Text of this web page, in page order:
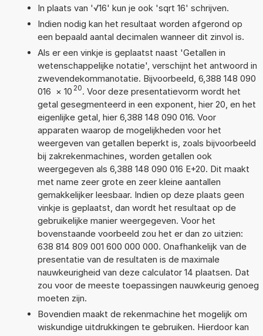
In plaats van '√16' kun je ook 'sqrt 16' schrijven.
Indien nodig kan het resultaat worden afgerond op
een bepaald aantal decimalen wanneer dit zinvol is.
Als er een vinkje is geplaatst naast 'Getallen in
wetenschappelijke notatie', verschijnt het antwoord in
zwevendekommanotatie. Bijvoorbeeld, 6,388 148 090
016 × 10 20. Voor deze presentatievorm wordt het
getal gesegmenteerd in een exponent, hier 20, en het
eigenlijke getal, hier 6,388 148 090 016. Voor
apparaten waarop de mogelijkheden voor het
weergeven van getallen beperkt is, zoals bijvoorbeeld
bij zakrekenmachines, worden getallen ook
weergegeven als 6,388 148 090 016 E+20. Dit maakt
met name zeer grote en zeer kleine aantallen
gemakkelijker leesbaar. Indien op deze plaats geen
vinkje is geplaatst, dan wordt het resultaat op de
gebruikelijke manier weergegeven. Voor het
bovenstaande voorbeeld zou het er dan zo uitzien:
638 814 809 001 600 000 000. Onafhankelijk van de
presentatie van de resultaten is de maximale
nauwkeurigheid van deze calculator 14 plaatsen. Dat
zou voor de meeste toepassingen nauwkeurig genoeg
moeten zijn.
Bovendien maakt de rekenmachine het mogelijk om
wiskundige uitdrukkingen te gebruiken. Hierdoor kan